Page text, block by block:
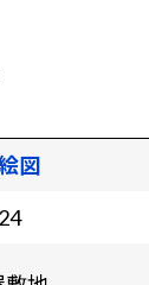
図